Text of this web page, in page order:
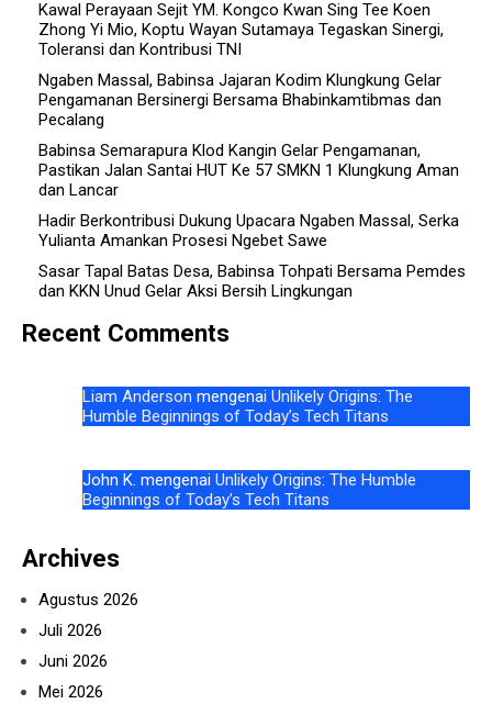
Kawal Perayaan Sejit YM. Kongco Kwan Sing Tee Koen
Zhong Yi Mio, Koptu Wayan Sutamaya Tegaskan Sinergi,
Toleransi dan Kontribusi TNI
Ngaben Massal, Babinsa Jajaran Kodim Klungkung Gelar
Pengamanan Bersinergi Bersama Bhabinkamtibmas dan
Pecalang
Babinsa Semarapura Klod Kangin Gelar Pengamanan,
Pastikan Jalan Santai HUT Ke 57 SMKN 1 Klungkung Aman
dan Lancar
Hadir Berkontribusi Dukung Upacara Ngaben Massal, Serka
Yulianta Amankan Prosesi Ngebet Sawe
Sasar Tapal Batas Desa, Babinsa Tohpati Bersama Pemdes
dan KKN Unud Gelar Aksi Bersih Lingkungan
Recent Comments
Liam Anderson mengenai Unlikely Origins: The
Humble Beginnings of Today’s Tech Titans
John K. mengenai Unlikely Origins: The Humble
Beginnings of Today’s Tech Titans
Archives
Agustus 2026
Juli 2026
Juni 2026
Mei 2026